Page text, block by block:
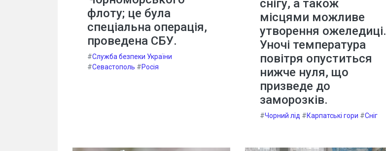
флоту; це була
спеціальна операція,
проведена СБУ.
#Служба безпеки України
#Севастополь #Росія
снігу, а також
місцями можливе
утворення ожеледиці.
Уночі температура
повітря опуститься
нижче нуля, що
призведе до
заморозків.
#Чорний лід #Карпатські гори #Сніг